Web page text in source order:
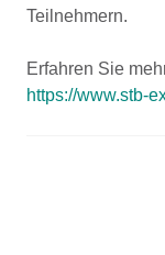
Teilnehmern.
Erfahren Sie
https://www.stb-